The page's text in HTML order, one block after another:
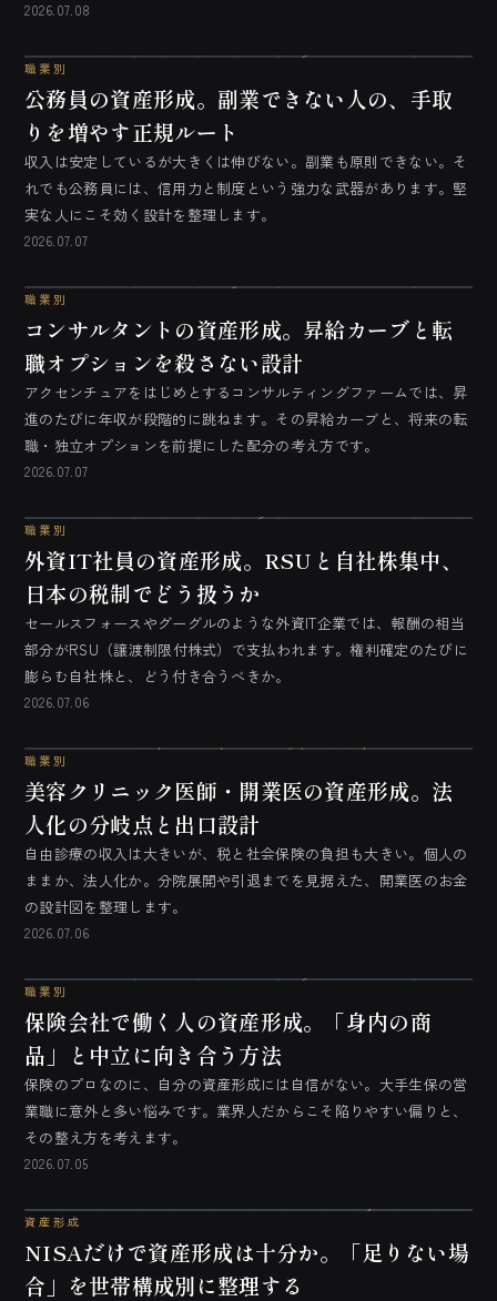
2026.07.08
職業別
公務員の資産形成。副業できない人の、手取
りを増やす正規ルート
収入は安定しているが大きくは伸びない。副業も原則できない。そ
れでも公務員には、信用力と制度という強力な武器があります。堅
実な人にこそ効く設計を整理します。
2026.07.07
職業別
コンサルタントの資産形成。昇給カーブと転
職オプションを殺さない設計
アクセンチュアをはじめとするコンサルティングファームでは、昇
進のたびに年収が段階的に跳ねます。その昇給カーブと、将来の転
職・独立オプションを前提にした配分の考え方です。
2026.07.07
職業別
外資IT社員の資産形成。RSUと自社株集中、
日本の税制でどう扱うか
セールスフォースやグーグルのような外資IT企業では、報酬の相当
部分がRSU（譲渡制限付株式）で支払われます。権利確定のたびに
膨らむ自社株と、どう付き合うべきか。
2026.07.06
職業別
美容クリニック医師・開業医の資産形成。法
人化の分岐点と出口設計
自由診療の収入は大きいが、税と社会保険の負担も大きい。個人の
ままか、法人化か。分院展開や引退までを見据えた、開業医のお金
の設計図を整理します。
2026.07.06
職業別
保険会社で働く人の資産形成。「身内の商
品」と中立に向き合う方法
保険のプロなのに、自分の資産形成には自信がない。大手生保の営
業職に意外と多い悩みです。業界人だからこそ陥りやすい偏りと、
その整え方を考えます。
2026.07.05
資産形成
NISAだけで資産形成は十分か。「足りない場
合」を世帯構成別に整理する